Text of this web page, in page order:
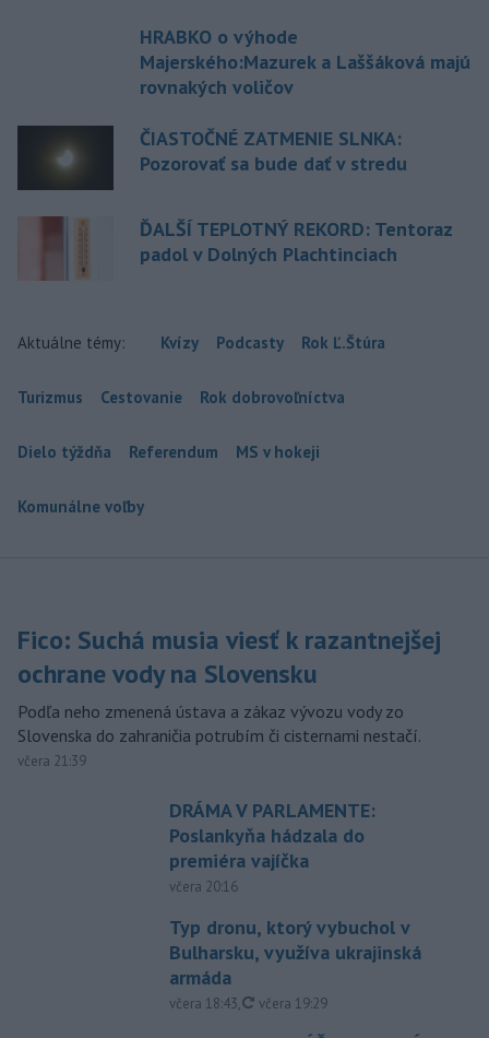
HRABKO o výhode
Majerského:Mazurek a Laššáková majú
rovnakých voličov
ČIASTOČNÉ ZATMENIE SLNKA:
Pozorovať sa bude dať v stredu
ĎALŠÍ TEPLOTNÝ REKORD: Tentoraz
padol v Dolných Plachtinciach
Aktuálne témy: Kvízy Podcasty Rok Ľ.Štúra
Turizmus Cestovanie Rok dobrovoľníctva
Dielo týždňa Referendum MS v hokeji
Komunálne voľby
Fico: Suchá musia viesť k razantnejšej
ochrane vody na Slovensku
Podľa neho zmenená ústava a zákaz vývozu vody zo
Slovenska do zahraničia potrubím či cisternami nestačí.
včera 21:39
DRÁMA V PARLAMENTE:
Poslankyňa hádzala do
premiéra vajíčka
včera 20:16
Typ dronu, ktorý vybuchol v
Bulharsku, využíva ukrajinská
armáda
včera 18:43, aktualizované
včera 19:29